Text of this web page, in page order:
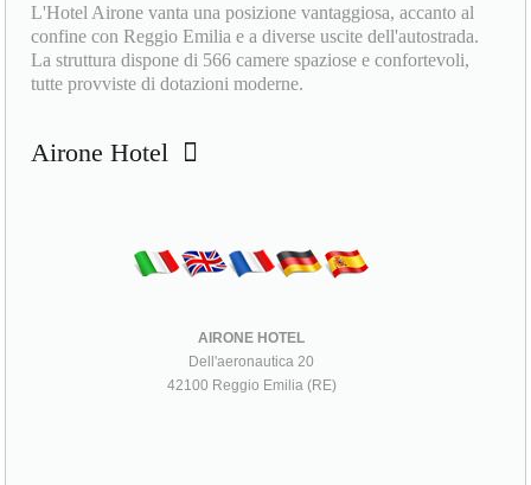
L'Hotel Airone vanta una posizione vantaggiosa, accanto al
confine con Reggio Emilia e a diverse uscite dell'autostrada.
La struttura dispone di 566 camere spaziose e confortevoli,
tutte provviste di dotazioni moderne.
Airone Hotel
AIRONE HOTEL
Dell'aeronautica 20
42100 Reggio Emilia (RE)